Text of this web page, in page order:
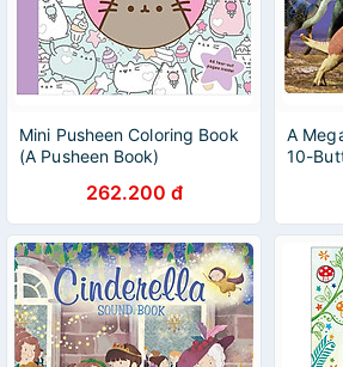
Mini Pusheen Coloring Book
(A Pusheen Book)
262.200 đ
A
10-